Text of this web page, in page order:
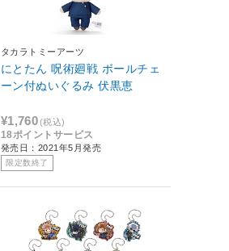
タカラトミーアーツ
にとたん 呪術廻戦 ボールチェ
ーン付ぬいぐるみ 伏黒恵
¥1,760(税込)
18ポイントサービス
発売日：2021年5月発売
限定数終了